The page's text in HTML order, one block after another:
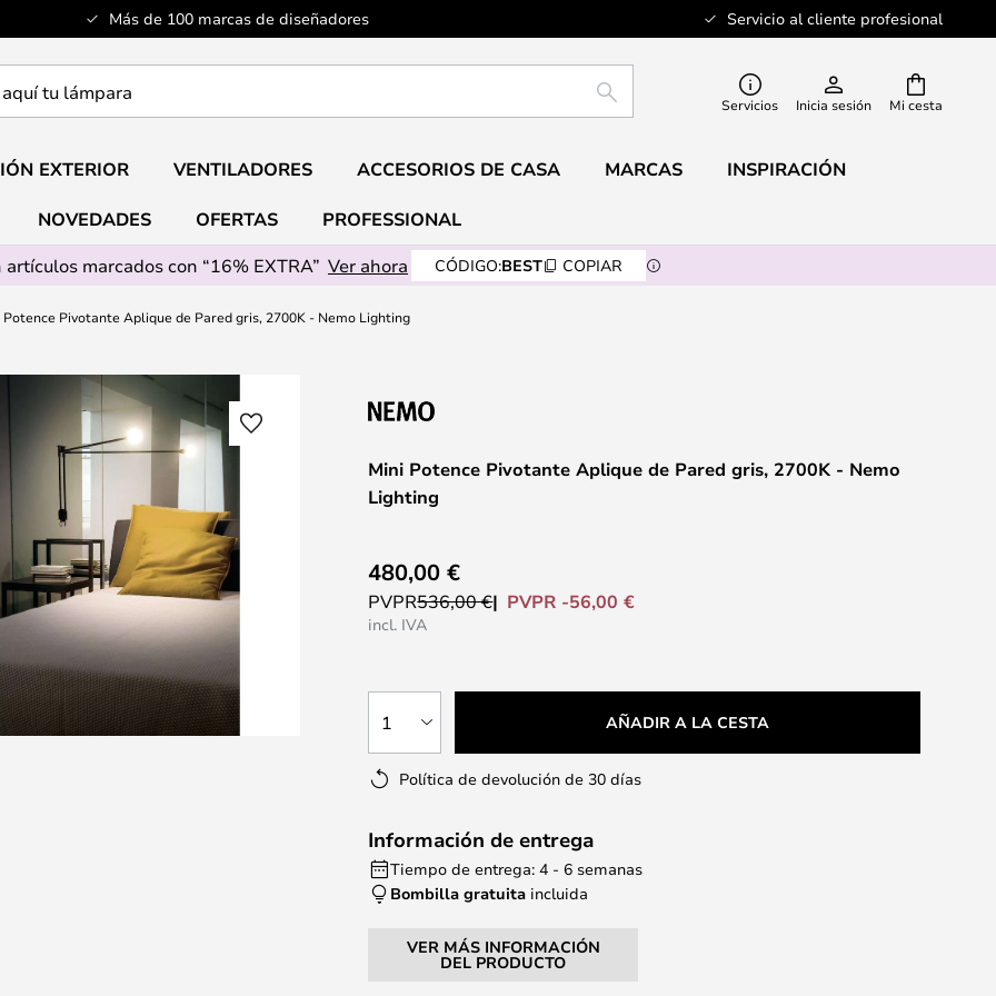
Más de 100 marcas de diseñadores Servicio al cliente profesional
Mi cesta
BUSCAR Servicios Inicia sesión
EXTERIOR VENTILADORES ACCESORIOS DE CASA MARCAS INSPIRACIÓN
NOVEDADES OFERTAS
PROFESSIONAL
artículos marcados con “16% EXTRA” Ver ahora CÓDIGO:BEST COPIAR
Potence Pivotante Aplique de Pared gris, 2700K - Nemo Lighting
Mini Potence Pivotante Aplique de Pared gris, 2700K - Nemo
Lighting
480,00 €
PVPR536,00 € PVPR -56,00 €
incl. IVA
1 AÑADIR A LA CESTA
Política de devolución de 30 días
Información de entrega
Tiempo de entrega: 4 - 6 semanas
Bombilla gratuita incluida
VER MÁS INFORMACIÓN
DEL PRODUCTO